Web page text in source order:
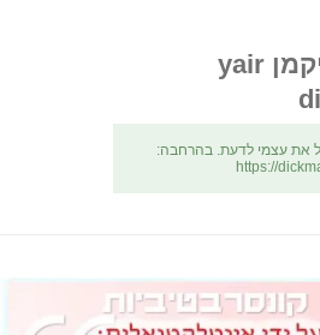
יאיר דיקמן yair
את עצמי לדעת. בהרחבה:
https://